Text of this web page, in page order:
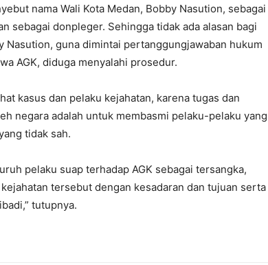
nama Wali Kota Medan, Bobby Nasution, sebagai
sebagai donpleger. Sehingga tidak ada alasan bagi
Nasution, guna dimintai pertanggungjawaban hukum
AGK, diduga menyalahi prosedur.
kasus dan pelaku kejahatan, karena tugas dan
negara adalah untuk membasmi pelaku-pelaku yang
tidak sah.
pelaku suap terhadap AGK sebagai tersangka,
tersebut dengan kesadaran dan tujuan serta
tutupnya.